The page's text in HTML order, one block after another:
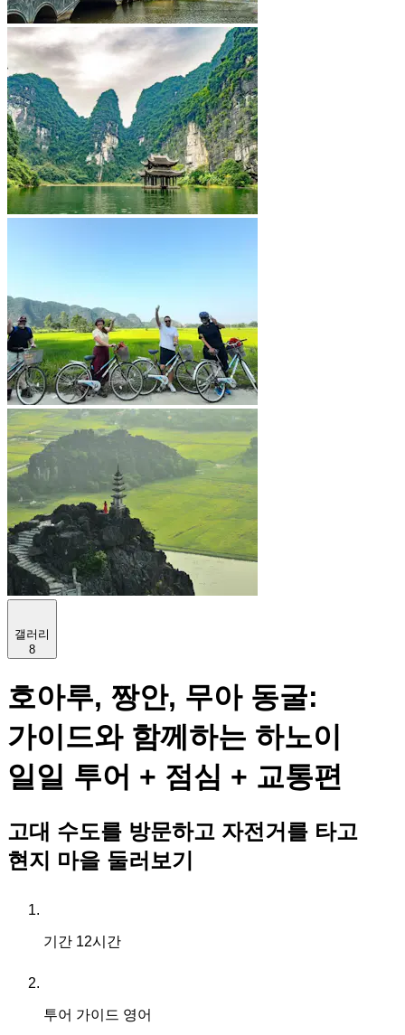
갤러리
8
호아루, 짱안, 무아 동굴:
가이드와 함께하는 하노이
일일 투어 + 점심 + 교통편
고대 수도를 방문하고 자전거를 타고
현지 마을 둘러보기
기간 12시간
투어 가이드 영어